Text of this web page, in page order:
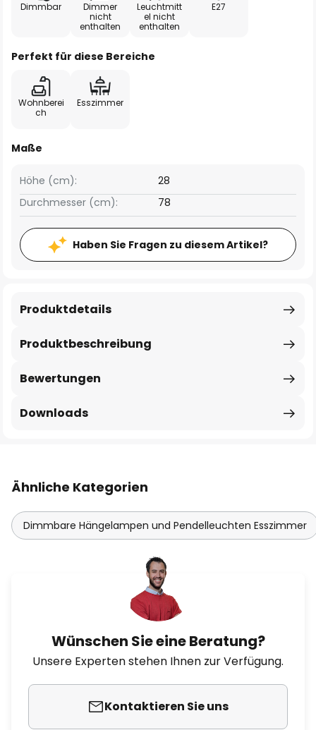
Dimmbar
Dimmer
nicht
enthalten
Leuchtmitt
el nicht
enthalten
E27
Perfekt für diese Bereiche
Wohnberei
ch
Esszimmer
Maße
Höhe (cm):
28
Durchmesser (cm):
78
Haben Sie Fragen zu diesem Artikel?
Produktbeschreibung
Produktdetails
Bewertungen
Downloads
Ähnliche Kategorien
Dimmbare Hängelampen und Pendelleuchten Esszimmer
Wünschen Sie eine Beratung?
Unsere Experten stehen Ihnen zur Verfügung.
Kontaktieren Sie uns